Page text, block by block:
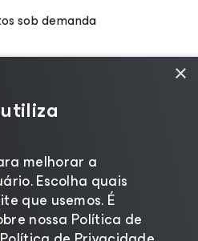
sob demanda
×
melhorar a
Escolha quais
que usemos. É
nossa Política de